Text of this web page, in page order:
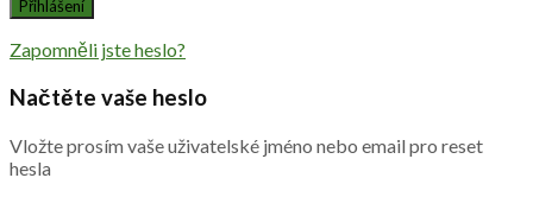
Zapomněli jste heslo?
Načtěte vaše heslo
Vložte prosím vaše uživatelské jméno nebo email pro reset
hesla